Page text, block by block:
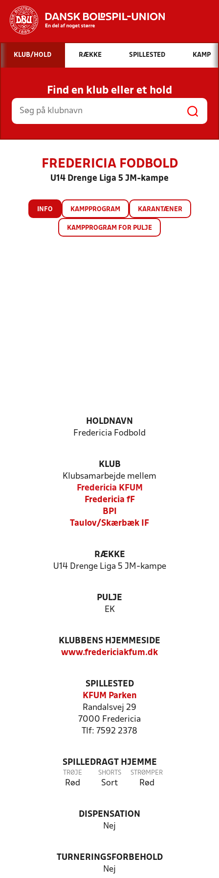
Hvad vil du søge efter?
INDHOLD OG NYHEDER
STILLINGER, RESULTATER, KLUBBER OG
HOLD
KLUB/HOLD RÆKKE SPILLESTED KAMP
Find en klub eller et hold
FREDERICIA FODBOLD
U14 Drenge Liga 5 JM-kampe
INFO KAMPPROGRAM KARANTÆNER
KAMPPROGRAM FOR PULJE
HOLDNAVN
Fredericia Fodbold
KLUB
Klubsamarbejde mellem
Fredericia KFUM
Fredericia fF
BPI
Taulov/Skærbæk IF
RÆKKE
U14 Drenge Liga 5 JM-kampe
PULJE
EK
KLUBBENS HJEMMESIDE
www.fredericiakfum.dk
SPILLESTED
KFUM Parken
Randalsvej 29
7000 Fredericia
Tlf: 7592 2378
SPILLEDRAGT HJEMME
TRØJE
Rød
SHORTS
Sort
STRØMPER
Rød
DISPENSATION
Nej
TURNERINGSFORBEHOLD
Nej